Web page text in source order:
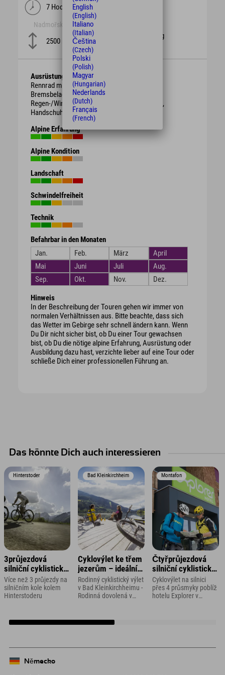
7 Hodiny
Nadmořská výška
2500 m
schwierig
Ausrüstung
Rennrad mit intakten Bremsen und genügend
Bremsbelag. Schutzhelm,
Regen-/Wind-/Sonnen-/Wetterschutzkleidung,
Handschuhe, Getränk, ggf. Proviant.
Alpine Erfahrung
Alpine Kondition
Landschaft
Schwindelfreiheit
Technik
Befahrbar in den Monaten
Jan.
Feb. März
April
Mai
Juni Juli
Aug.
Sep.
Okt. Nov. Dez.
Hinweis
In der Beschreibung der Touren gehen wir immer von
normalen Verhältnissen aus. Bitte beachte, dass sich
das Wetter im Gebirge sehr schnell ändern kann. Wenn
Du Dir nicht sicher bist, ob Du einer Tour gewachsen
bist, ob Du die nötige alpine Erfahrung, Ausrüstung oder
Ausbildung dazu hast, verzichte lieber auf eine Tour oder
schließe Dich einer professionellen Führung an.
Das könnte Dich auch interessieren
Hinterstoder
3průjezdová
silniční cyklistická
túra
Více než 3 průjezdy na
silničním kole kolem
Hinterstoderu
Bad Kleinkirchheim
Cyklovýlet ke třem
jezerům – ideální
pro rodiny s dětmi
Rodinný cyklistický výlet
v Bad Kleinkirchheimu -
Rodinná dovolená v
Montafon
Čtyřprůjezdová
silniční cyklistická
túra ve
Vorarlbersku
Cyklovýlet na silnici
přes 4 průsmyky poblíž
hotelu Explorer v
Německo
English
(English)
Italiano
(Italian)
Čeština
(Czech)
Polski
(Polish)
Magyar
(Hungarian)
Nederlands
(Dutch)
Français
(French)